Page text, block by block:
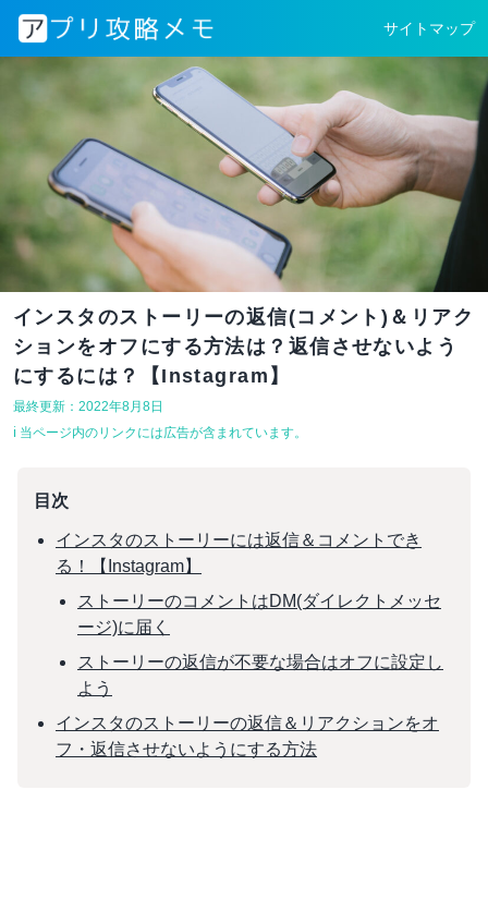
サイトマップ
インスタのストーリーの返信(コメント)＆リアク
ションをオフにする方法は？返信させないよう
にするには？【Instagram】
最終更新：2022年8月8日
ℹ︎ 当ページ内のリンクには広告が含まれています。
目次
インスタのストーリーには返信＆コメントでき
る！【Instagram】
ストーリーのコメントはDM(ダイレクトメッセ
ージ)に届く
ストーリーの返信が不要な場合はオフに設定し
よう
インスタのストーリーの返信＆リアクションをオ
フ・返信させないようにする方法